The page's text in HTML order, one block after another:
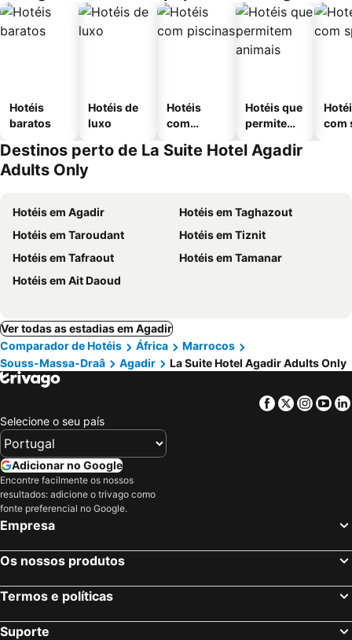
Hotéis
baratos
Hotéis de
luxo
Hotéis
com
Hotéis que
permitem
com
Destinos perto de La Suite Hotel Agadir
Adults Only
Hotéis em Agadir
Hotéis em Taghazout
Hotéis em Taroudant
Hotéis em Tiznit
Hotéis em Tafraout
Hotéis em Tamanar
Hotéis em Ait Daoud
Ver todas as estadias em Agadir
Comparador de Hotéis
África
Marrocos
Souss-Massa-Draâ
Agadir La Suite Hotel Agadir Adults Only
Facebook
Twitter
Selecione o seu país
Adicionar no Google
Encontre facilmente os nossos
resultados: adicione o trivago como
fonte preferencial no Google.
Empresa
Os nossos produtos
Termos e políticas
Suporte